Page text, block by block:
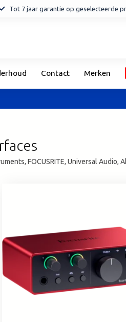
Tot 7 jaar garantie op geselecteerde
Contact Merken
FOCUSRITE, Universal Audio,